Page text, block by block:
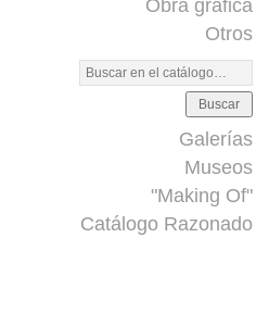
Obra gráfica
Otros
Buscar
Galerías
Museos
"Making Of"
Catálogo Razonado